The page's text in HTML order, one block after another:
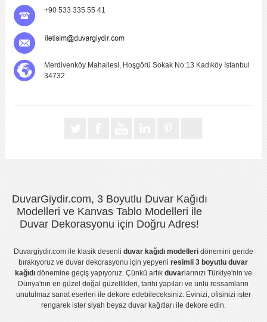
+90 533 335 55 41
Merdivenköy Mahallesi, Hoşgörü Sokak No:13 Kadıköy İstanbul
34732
DuvarGiydir.com, 3 Boyutlu Duvar Kağıdı
Modelleri ve Kanvas Tablo Modelleri ile
Duvar Dekorasyonu için Doğru Adres!
Duvargiydir.comile klasik desenli duvar kağıdı modelleridönemini geride
bırakıyoruz veduvar dekorasyonu için yepyeniresimli 3 boyutlu duvar
kağıdıdönemine geçiş yapıyoruz. Çünkü artık duvarlarınızı Türkiye'nin ve
Dünya'nın en güzel doğal güzellikleri, tarihi yapıları ve ünlü ressamların
unutulmaz sanat eserleri ile dekore edebileceksiniz. Evinizi, ofisinizi ister
rengarek ister siyah beyaz duvar kağıtlarıile dekore edin.